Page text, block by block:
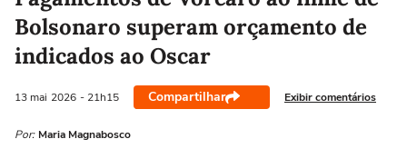
Bolsonaro superam orçamento de
indicados ao Oscar
13 mai 2026 - 21h15 Compartilhar Exibir comentários
Por: Maria Magnabosco